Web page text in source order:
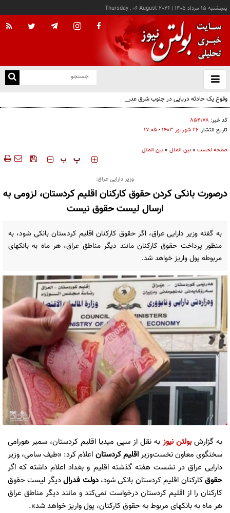
پنجشنبه ۱۵ مرداد ۱۴۰۵ |
Thursday , 06 August 2026
باز
و
وقوع یک حادثه دریایی در جنوب شرق عدن
کد خبر: ۸۵۴۱۷۸
تاریخ انتشار: ۲۶ شهريور ۱۴۰۳ - ۱۷:۰۵
صفحه نخست »بین الملل »بین الملل
‍‍‍ پ پ
وزیر دارایی عراق:
درصورت بانکی کردن حقوق کارکنان اقلیم کردستان، لزومی به
ارسال لیست حقوق نیست
به گفته وزیر دارایی عراق، اگر حقوق کارکنان اقلیم کردستان بانکی شود، به
منظور پرداخت حقوق کارکنان مانند دیگر مناطق عراق، هر ماه به بانکهای
مربوطه پول واریز خواهد شد.
به گزارش بولتن نیوز به نقل از سپی میدیا اقلیم کردستان، سمیر هورامی
سخنگوی معاون نخست‌وزیراقلیم کردستان اعلام کرد: «طیف سامی، وزیر
دارایی عراق در نشست هفته گذشته اقلیم و بغداد اعلام داشته که اگر
حقوقکارکنان اقلیم کردستان بانکی شود، دولت فدرالدیگر لیست حقوق
کارکنان را از اقلیم کردستان درخواست نمی‌کند و مانند دیگر مناطق عراق
هر ماه به بانکهای مربوط به حقوق کارکنان، پول واریز خواهد شد».